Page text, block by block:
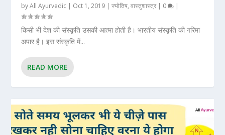
byAll Ayurvedic | Oct 1, 2019 |ज्योतिष,वास्तुशास्त्र | 0 |
किसी भी देश की संस्कृति उसकी आत्मा होती है। भारतीय संस्कृति की गरिमा
अपार है। इस संस्कृति में...
READ MORE